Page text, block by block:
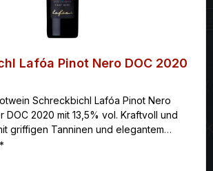
Lafóa Pinot Nero DOC 2020
Schreckbichl Lafóa Pinot Nero
DOC 2020 mit 13,5% vol. Kraftvoll und
griffigen Tanninen und elegantem
10-15 Jahre.
*